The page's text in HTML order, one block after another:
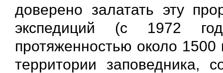
доверено залатать эту
экспедиций (с 1972
протяженностью около
территории заповедника,